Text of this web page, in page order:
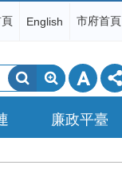
English 市府首頁
搜
尋
廉政平臺